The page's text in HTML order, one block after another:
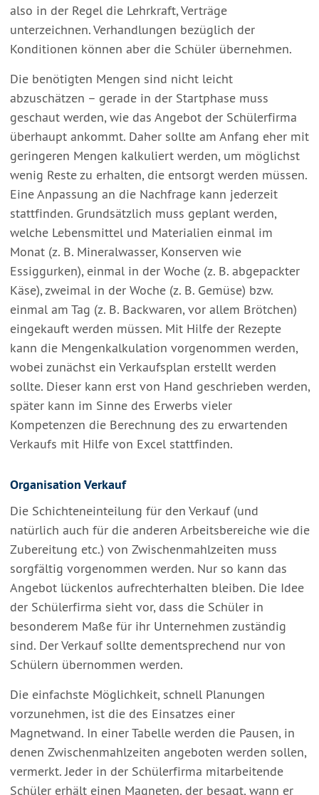
also in der Regel die Lehrkraft, Verträge
unterzeichnen. Verhandlungen bezüglich der
Konditionen können aber die Schüler übernehmen.
Die benötigten Mengen sind nicht leicht
abzuschätzen – gerade in der Startphase muss
geschaut werden, wie das Angebot der Schülerfirma
überhaupt ankommt. Daher sollte am Anfang eher mit
geringeren Mengen kalkuliert werden, um möglichst
wenig Reste zu erhalten, die entsorgt werden müssen.
Eine Anpassung an die Nachfrage kann jederzeit
stattfinden. Grundsätzlich muss geplant werden,
welche Lebensmittel und Materialien einmal im
Monat (z. B. Mineralwasser, Konserven wie
Essiggurken), einmal in der Woche (z. B. abgepackter
Käse), zweimal in der Woche (z. B. Gemüse) bzw.
einmal am Tag (z. B. Backwaren, vor allem Brötchen)
eingekauft werden müssen. Mit Hilfe der Rezepte
kann die Mengenkalkulation vorgenommen werden,
wobei zunächst ein Verkaufsplan erstellt werden
sollte. Dieser kann erst von Hand geschrieben werden,
später kann im Sinne des Erwerbs vieler
Kompetenzen die Berechnung des zu erwartenden
Verkaufs mit Hilfe von Excel stattfinden.
Organisation Verkauf
Die Schichteneinteilung für den Verkauf (und
natürlich auch für die anderen Arbeitsbereiche wie die
Zubereitung etc.) von Zwischenmahlzeiten muss
sorgfältig vorgenommen werden. Nur so kann das
Angebot lückenlos aufrechterhalten bleiben. Die Idee
der Schülerfirma sieht vor, dass die Schüler in
besonderem Maße für ihr Unternehmen zuständig
sind. Der Verkauf sollte dementsprechend nur von
Schülern übernommen werden.
Die einfachste Möglichkeit, schnell Planungen
vorzunehmen, ist die des Einsatzes einer
Magnetwand. In einer Tabelle werden die Pausen, in
denen Zwischenmahlzeiten angeboten werden sollen,
vermerkt. Jeder in der Schülerfirma mitarbeitende
Schüler erhält einen Magneten, der besagt, wann er